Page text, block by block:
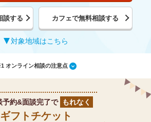
談する カフェで無料相談する
対象地域はこちら
オンライン相談の注意点
予約&面談完了で もれなく
ギフトチケット